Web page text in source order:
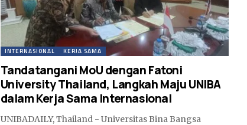
INTERNASIONAL KERJA SAMA
Tandatangani MoU dengan Fatoni
University Thailand, Langkah Maju UNIBA
dalam Kerja Sama Internasional
UNIBADAILY, Thailand - Universitas Bina Bangsa